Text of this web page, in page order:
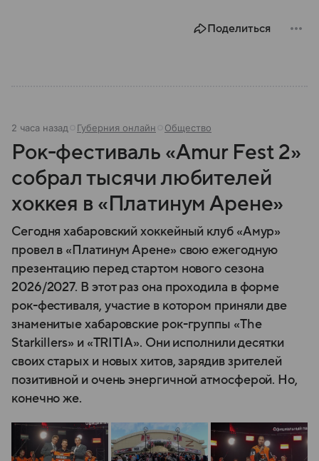
Поделиться
2 часа назад Губерния онлайн Общество
Рок-фестиваль «Amur Fest 2»
собрал тысячи любителей
хоккея в «Платинум Арене»
Сегодня хабаровский хоккейный клуб «Амур»
провел в «Платинум Арене» свою ежегодную
презентацию перед стартом нового сезона
2026/2027. В этот раз она проходила в форме
рок-фестиваля, участие в котором приняли две
знаменитые хабаровские рок-группы «The
Starkillers» и «TRITIA». Они исполнили десятки
своих старых и новых хитов, зарядив зрителей
позитивной и очень энергичной атмосферой. Но,
конечно же.